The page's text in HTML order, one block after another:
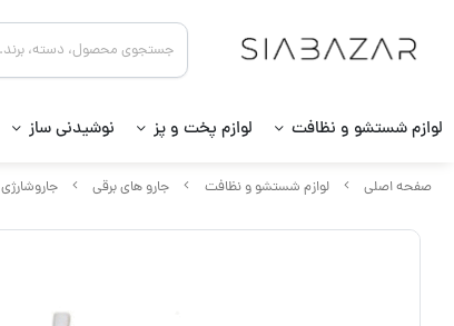
لوازم شستشو و نظافت لوازم پخت و پز نوشیدنی ساز
صفحه اصلی لوازم شستشو و نظافت جارو های برقی جاروشارژی